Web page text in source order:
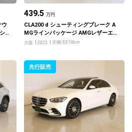
ウ
ブ
439.5 万円
CLA200 d シューティングブレーク A
MGラインパッケージ AMGレザーエク
スクルーシブパッケージ アドバンスド
大阪 2023 距離 8,974km
先行販売